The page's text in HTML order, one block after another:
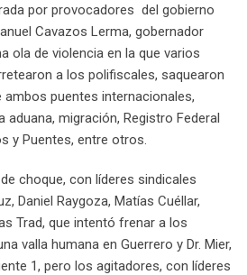
por provocadores del gobierno
Cavazos Lerma, gobernador
ola de violencia en la que varios
a los polifiscales, saquearon
puentes internacionales,
aduana, migración, Registro Federal
y Puentes, entre otros.
choque, con líderes sindicales
Daniel Raygoza, Matías Cuéllar,
Trad, que intentó frenar a los
valla humana en Guerrero y Dr. Mier,
1, pero los agitadores, con líderes